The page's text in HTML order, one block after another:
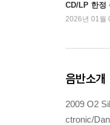
CD/LP 한정
2026년 01월
음반소개
2009 O2
ctronic/